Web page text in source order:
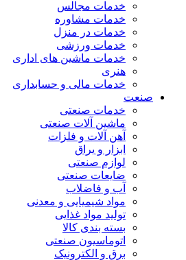
خدمات مجالس
خدمات مشاوره
خدمات در منزل
خدمات ورزشی
خدمات ماشین های اداری
هنری
خدمات مالی و حسابداری
صنعت
خدمات صنعتی
ماشین آلات صنعتی
آهن آلات و فلزات
ابزار و یراق
لوازم صنعتی
ضایعات صنعتی
آب و فاضلاب
مواد شیمیایی و معدنی
تولید مواد غذایی
بسته بندی کالا
اتوماسیون صنعتی
برق و الکترونیک